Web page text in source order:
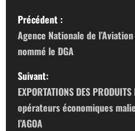
N
a
v
i
g
Précédent :
Agence Nationale de
nommé le DGA
Suivant:
EXPORTATIONS DES
opérateurs économiques
l’AGOA